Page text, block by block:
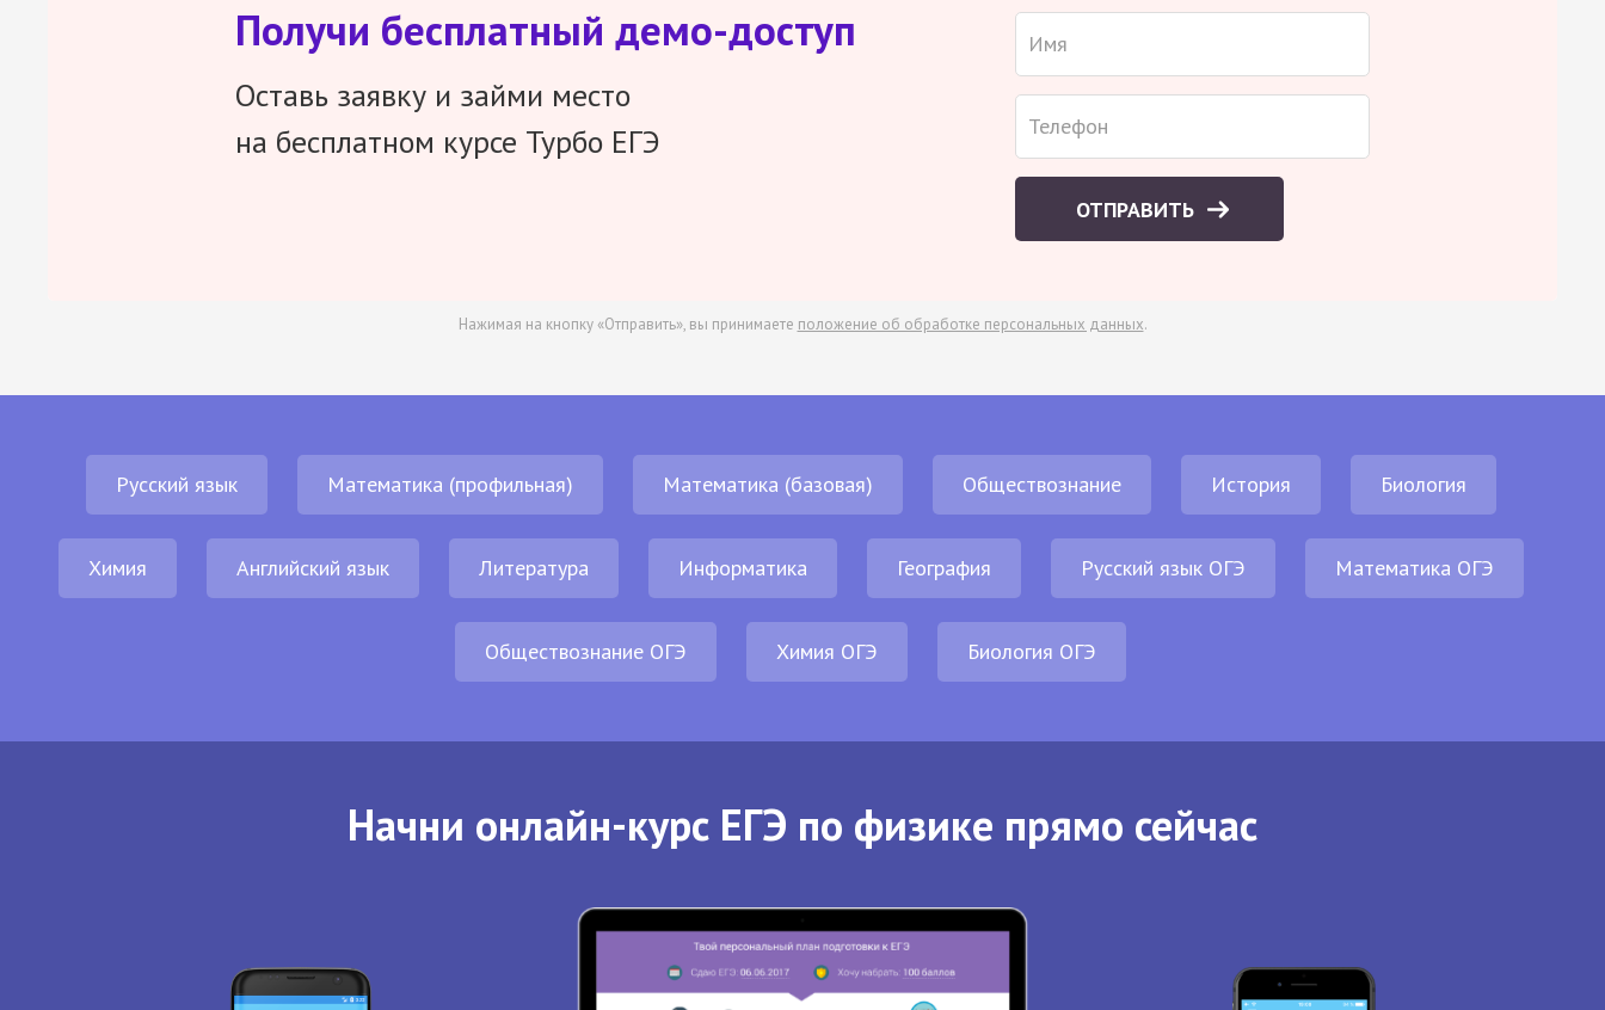
Получи бесплатный демо-доступ
Оставь заявку и займи место
на бесплатном курсе Турбо ЕГЭ
ОТПРАВИТЬ
Нажимая на кнопку «Отправить», вы принимаете положение об обработке персональных данных.
Русский язык Математика (профильная) Математика (базовая) Обществознание История Биология
Химия Английский язык Литература Информатика География Русский язык ОГЭ Математика ОГЭ
Обществознание ОГЭ Химия ОГЭ Биология ОГЭ
Начни онлайн-курс ЕГЭ по физике прямо сейчас